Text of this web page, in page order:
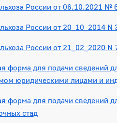
России от 06.10.2021 №
России от 20_10_2014
России от 21_02_2020
форма для подачи сведений
юридическими лицами и
форма для подачи сведений
стад